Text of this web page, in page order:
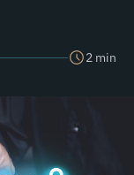
2 min